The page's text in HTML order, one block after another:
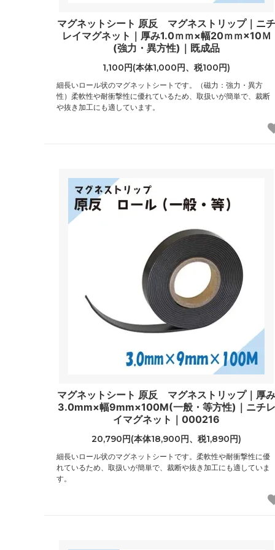
マグネットシート 原反 マグネストリップ｜ニ
レイマグネット｜厚み1.0ｍｍ×幅20ｍｍ×10Ｍ
(強力・異方性)｜既成品
1,100円(本体1,000円、税100円)
細長いロール状のマグネットシートです。（磁力：強力・異方
性）柔軟性や耐衝撃性に優れているため、取扱いが簡単で、裁断
や抜き加工にも適しています。
マグネットシート 原反 マグネストリップ｜厚
3.0mm×幅9mm×100M(一般・等方性)｜ニチレ
イマグネット｜000216
20,790円(本体18,900円、税1,890円)
細長いロール状のマグネットシートです。柔軟性や耐衝撃性に優
れているため、取扱いが簡単で、裁断や抜き加工にも適していま
す。